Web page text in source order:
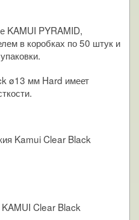
KAMUI PYRAMID,
в коробках по 50 штук и
ø13 мм Hard имеет